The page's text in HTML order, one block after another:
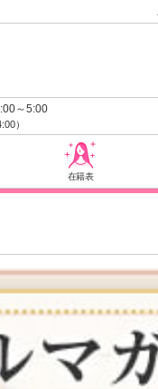
～5:00
）
在籍表